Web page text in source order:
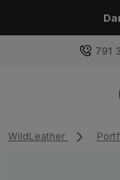
791
WildLeather